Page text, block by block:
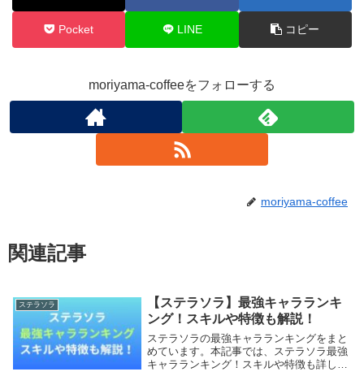
Pocket LINE コピー
moriyama-coffeeをフォローする
moriyama-coffee
関連記事
ステラソラ
【ステラソラ】最強キャラランキ
ング！スキルや特徴も解説！
ステラソラの最強キャラランキングをまと
めています。本記事では、ステラソラ最強
キャラランキング！スキルや特徴も詳しく